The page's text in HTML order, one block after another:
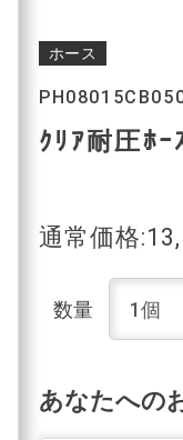
ホース
ｸﾘｱ耐圧ﾎ
通常価格
数量
あなたへの